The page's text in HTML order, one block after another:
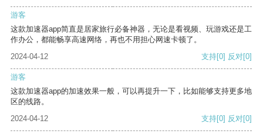
游客
这款加速器app简直是居家旅行必备神器，无论是看视频、玩游戏还是工
作办公，都能畅享高速网络，再也不用担心网速卡顿了。
2024-04-12
支持[0] 反对[0]
游客
这款加速器app的加速效果一般，可以再提升一下，比如能够支持更多地
区的线路。
2024-04-12
支持[0] 反对[0]